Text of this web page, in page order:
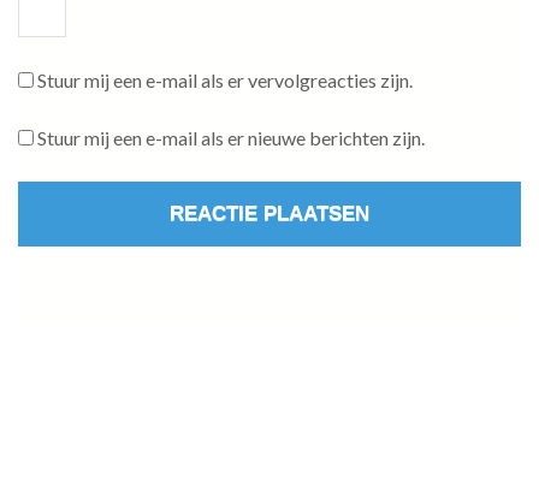
Stuur mij een e-mail als er vervolgreacties zijn.
Stuur mij een e-mail als er nieuwe berichten zijn.